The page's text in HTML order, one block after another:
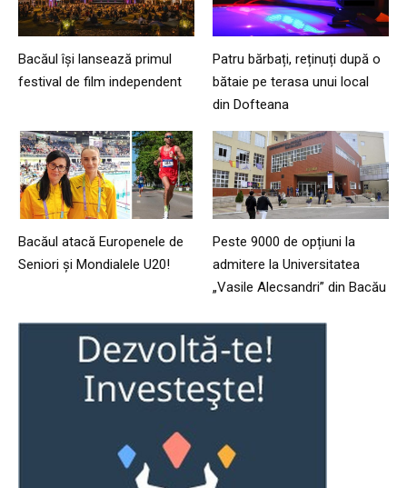
Bacăul își lansează primul
festival de film independent
Patru bărbați, reținuți după o
bătaie pe terasa unui local
din Dofteana
Bacăul atacă Europenele de
Seniori și Mondialele U20!
Peste 9000 de opțiuni la
admitere la Universitatea
„Vasile Alecsandri” din Bacău